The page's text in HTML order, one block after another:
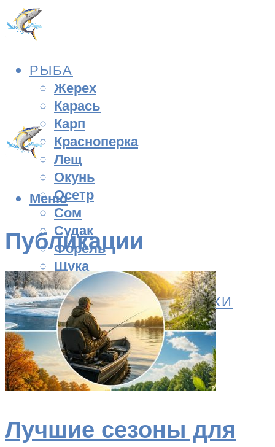
РЫБА
Жерех
Карась
Карп
Красноперка
Лещ
Окунь
Осетр
Сом
Судак
Форель
Щука
ЗИМНЯЯ РЫБАЛКА
ПРИКОРМКА И ПРИМАНКИ
СНАРЯЖЕНИЕ
СНАСТИ
Меню
Меню
Публикации
Лучшие сезоны для